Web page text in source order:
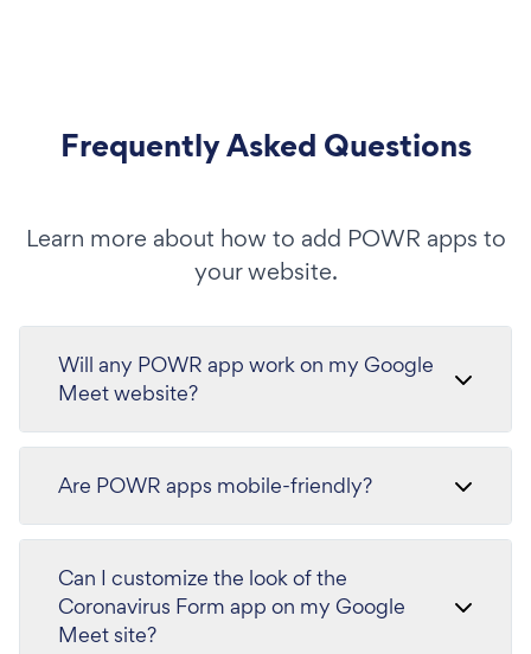
Frequently Asked Questions
Learn more about how to add POWR apps to
your website.
Will any POWR app work on my Google
Meet website?
Are POWR apps mobile-friendly?
Can I customize the look of the
Coronavirus Form app on my Google
Meet site?